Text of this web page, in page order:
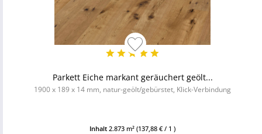
Parkett Eiche markant geräuchert geölt...
1900 x 189 x 14 mm, natur-geölt/gebürstet, Klick-Verbindung
Inhalt 2.873 m² (137,88 € / 1 )